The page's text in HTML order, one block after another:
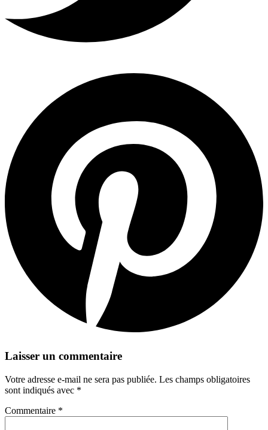
Laisser un commentaire
Votre adresse e-mail ne sera pas publiée. Les champs obligatoires
sont indiqués avec *
Commentaire *